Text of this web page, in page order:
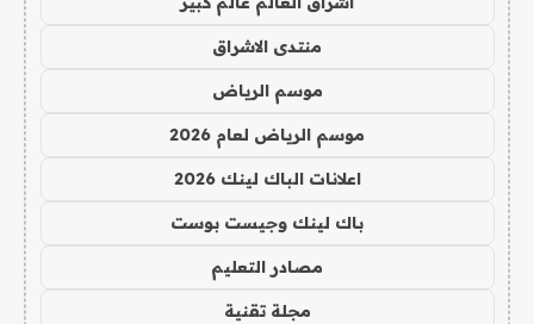
منتدى الاشراق
موسم الرياض
موسم الرياض لعام 2026
اعلانات الباك لينك 2026
باك لينك وجيست بوست
مصادر التعليم
مجلة تقنية